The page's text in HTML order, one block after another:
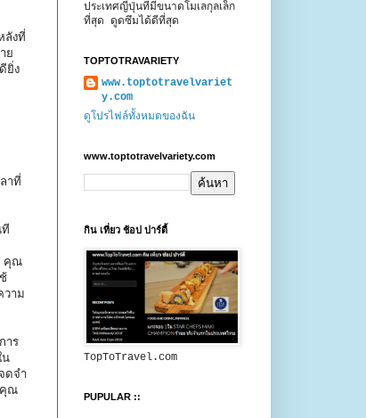
ลังที่
ย
ยิ่ง
าที่
ที
คุณ
าม
าร
น
ดจำ
คุณ
ประเทศญี่ปุ่นที่มีขนาดโมเลกุลเล็ก
ที่สุด ดูดซึมได้ดีที่สุด
TOPTOTRAVARIETY
www.toptotravelvariet
y.com
ดูโปรไฟล์ทั้งหมดของฉัน
www.toptotravelvariety.com
กิน เที่ยว ช้อป ปาร์ตี้
TopToTravel.com
PUPULAR ::